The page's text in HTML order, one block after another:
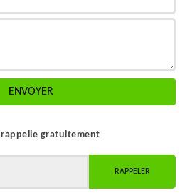
gratuitement